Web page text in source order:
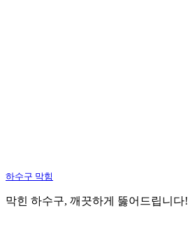
하수구 막힘
막힌 하수구, 깨끗하게 뚫어드립니다!